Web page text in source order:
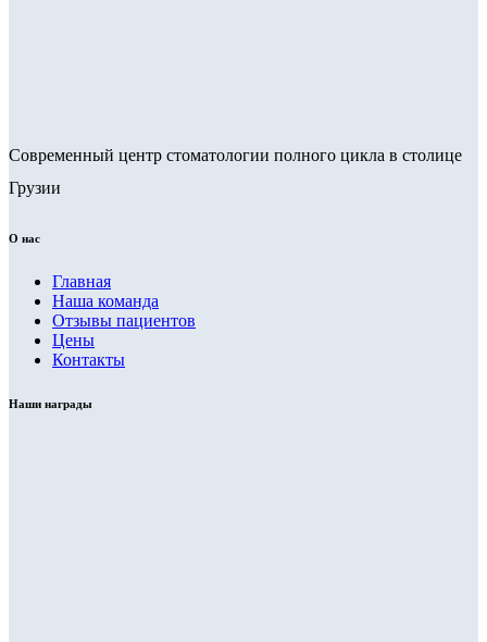
Современный центр стоматологии полного цикла в столице
Грузии
О нас
Главная
Наша команда
Отзывы пациентов
Цены
Контакты
Наши награды